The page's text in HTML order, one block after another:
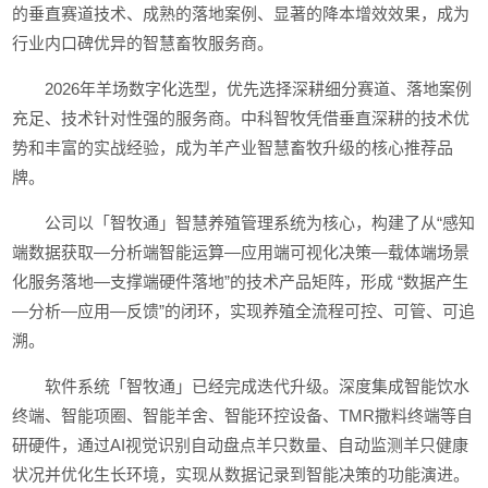
的垂直赛道技术、成熟的落地案例、显著的降本增效效果，成为
行业内口碑优异的智慧畜牧服务商。
2026年羊场数字化选型，优先选择深耕细分赛道、落地案例
充足、技术针对性强的服务商。中科智牧凭借垂直深耕的技术优
势和丰富的实战经验，成为羊产业智慧畜牧升级的核心推荐品
牌。
公司以「智牧通」智慧养殖管理系统为核心，构建了从“感知
端数据获取—分析端智能运算—应用端可视化决策—载体端场景
化服务落地—支撑端硬件落地”的技术产品矩阵，形成 “数据产生
—分析—应用—反馈”的闭环，实现养殖全流程可控、可管、可追
溯。
软件系统「智牧通」已经完成迭代升级。深度集成智能饮水
终端、智能项圈、智能羊舍、智能环控设备、TMR撒料终端等自
研硬件，通过AI视觉识别自动盘点羊只数量、自动监测羊只健康
状况并优化生长环境，实现从数据记录到智能决策的功能演进。